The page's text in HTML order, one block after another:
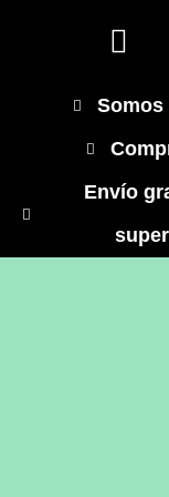
Somos
Envío